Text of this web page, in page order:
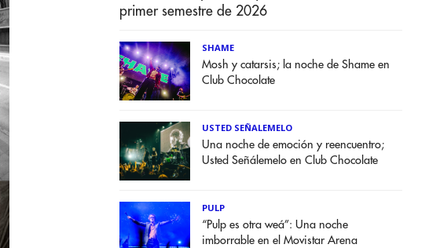
primer semestre de 2026
SHAME
Mosh y catarsis; la noche de Shame en
Club Chocolate
USTED SEÑALEMELO
Una noche de emoción y reencuentro;
Usted Señálemelo en Club Chocolate
PULP
“Pulp es otra weá”: Una noche
imborrable en el Movistar Arena